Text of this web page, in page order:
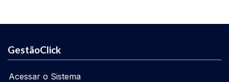
GestãoClick
Acessar o Sistema